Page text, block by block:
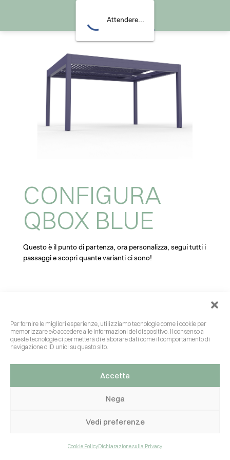
Per fornire le migliori esperienze, utilizziamo tecnologie come i cookie per
memorizzare e/o accedere alle informazioni del dispositivo. Il consenso a
queste tecnologie ci permetterà di elaborare dati come il comportamento di
navigazione o ID unici su questo sito.
Accetta
Nega
Vedi preferenze
Cookie PolicyDichiarazione sulla Privacy
CONFIGURA
QBOX BLUE
Questo è il punto di partenza, ora personalizza, segui tutti i
passaggi e scopri quante varianti ci sono!
Attendere...